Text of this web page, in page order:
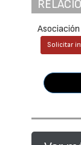
Solicitar